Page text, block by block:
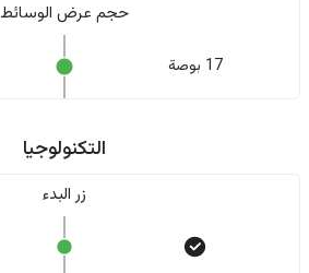
حجم عرض الوسائط
17 بوصة
التكنولوجيا
زر البدء